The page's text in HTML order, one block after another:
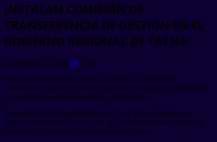
INSTALAN COMISIÓN DE
TRANSFERENCIA DE GESTIÓN EN EL
GOBIERNO REGIONAL DE TACNA
noviembre 22, 2022 0
339
Hoy a las 10:36am se procedió a instalar la Comisión de
Transferencia para el cambio de gestión en el Gobierno Regional,
con la firma del acta en la Sala de Gobernación.
Por parte del actual gobernador, Ing. Juan Tonconi Quispe, se
dispuso todas las facilidades para que se pueda realizar un trámite
oportuno y de acuerdo a toda la normativa legal.